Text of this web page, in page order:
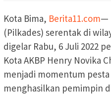
Kota Bima, Berita11.com—
(Pilkades) serentak di
digelar Rabu, 6 Juli 2022
Kota AKBP Henry Novika
menjadi momentum
menghasilkan pemimpin